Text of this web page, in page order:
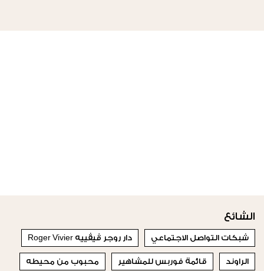
الشائع
شبكات التواصل الاجتماعي دار روجر ڤيڤييه Roger Vivier
الراوند قائمة فوربس للمشاهير محبوب من محيطه